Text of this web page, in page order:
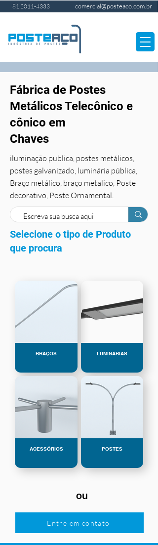
81 2011-4333 comercial@posteaco.com.br
Fábrica de Postes
Metálicos Telecônico e
cônico em
Chaves
iluminação publica, postes metálicos,
postes galvanizado, luminária pública,
Braço metálico, braço metalico, Poste
decorativo, Poste Ornamental.
Selecione o tipo de Produto
que procura
BRAÇOS LUMINÁRIAS
ACESSÓRIOS POSTES
ou
Entre em contato